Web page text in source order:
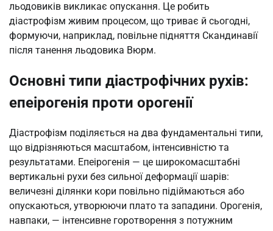
льодовиків викликає опускання. Це робить
діастрофізм живим процесом, що триває й сьогодні,
формуючи, наприклад, повільне підняття Скандинавії
після танення льодовика Вюрм.
Основні типи діастрофічних рухів:
епеірогенія проти орогенії
Діастрофізм поділяється на два фундаментальні типи,
що відрізняються масштабом, інтенсивністю та
результатами. Епеірогенія — це широкомасштабні
вертикальні рухи без сильної деформації шарів:
величезні ділянки кори повільно підіймаються або
опускаються, утворюючи плато та западини. Орогенія,
навпаки, — інтенсивне горотворення з потужним